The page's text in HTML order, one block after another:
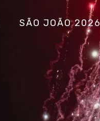
SÃO JOÃO 2026